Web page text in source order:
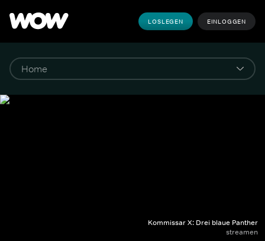
LOSLEGEN EINLOGGEN
Kommissar X: Drei blaue Panther
streamen